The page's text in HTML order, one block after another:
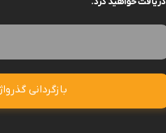
بازگردانی